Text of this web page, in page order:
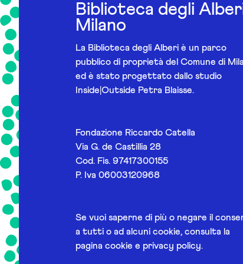
Biblioteca degli
Milano
La Biblioteca degli Alberi è un parco
pubblico di proprietà del Comune di
ed è stato progettato dallo studio
Inside|Outside Petra Blaisse.
Fondazione Riccardo Catella
Via G. de Castillia 28
Cod. Fis. 97417300155
P. Iva 06003120968
Se vuoi saperne di più o negare il
a tutti o ad alcuni cookie, consulta la
pagina cookie e privacy policy.